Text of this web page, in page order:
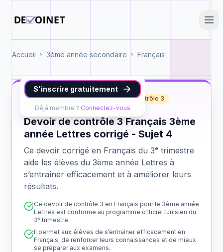
Accueil › 3ème année secondaire › Français
S'inscrire gratuitement
Déjà membre ? Connectez-vous
Français 3ème année Lettres contrôle 3
Devoir de contrôle 3 Français 3ème
année Lettres corrigé - Sujet 4
Ce devoir corrigé en Français du 3ᵉ trimestre
aide les élèves du 3ème année Lettres à
s’entraîner efficacement et à améliorer leurs
résultats.
Ce devoir de contrôle 3 en Français pour le 3ème année
Lettres est conforme au programme officiel tunisien du
3ᵉ trimestre.
Il permet aux élèves de s’entraîner efficacement en
Français, de renforcer leurs connaissances et de mieux
se préparer aux examens.